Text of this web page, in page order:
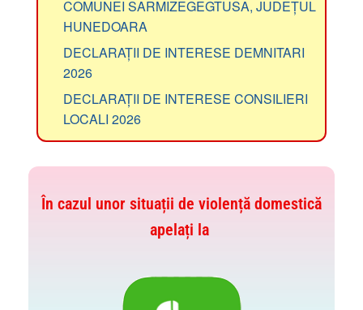
COMUNEI SARMIZEGEGTUSA, JUDEȚUL
HUNEDOARA
DECLARAȚII DE INTERESE DEMNITARI
2026
DECLARAȚII DE INTERESE CONSILIERI
LOCALI 2026
În cazul unor situații de violență domestică
apelați la